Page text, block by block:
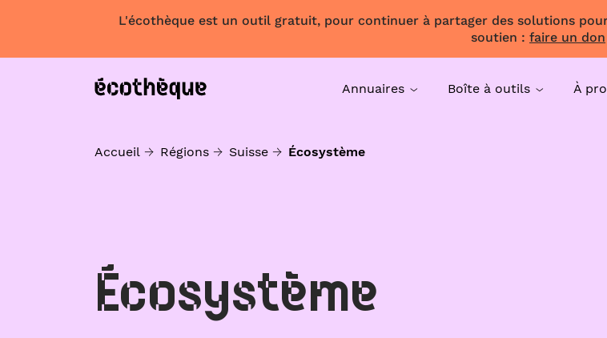
L'écothèque est un outil gratuit, pour continuer à partager des solutions
soutien : faire un don
Annuaires Boîte à outils À
Accueil Régions Suisse Écosystème
Écosystème